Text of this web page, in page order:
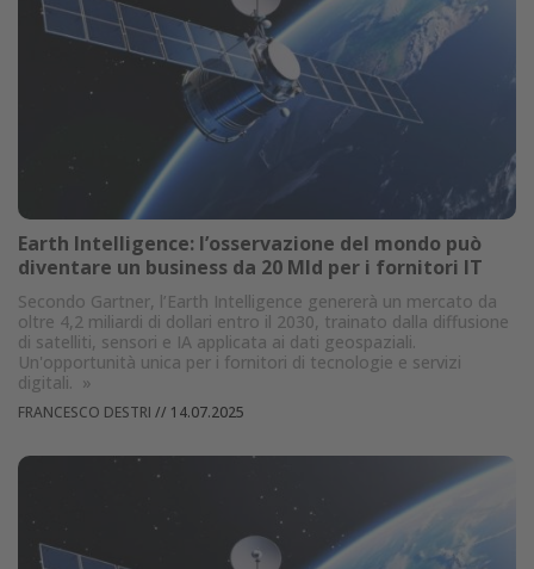
Earth Intelligence: l’osservazione del mondo può
diventare un business da 20 Mld per i fornitori IT
Secondo Gartner, l’Earth Intelligence genererà un mercato da
oltre 4,2 miliardi di dollari entro il 2030, trainato dalla diffusione
di satelliti, sensori e IA applicata ai dati geospaziali.
Un'opportunità unica per i fornitori di tecnologie e servizi
digitali. »
FRANCESCO DESTRI // 14.07.2025